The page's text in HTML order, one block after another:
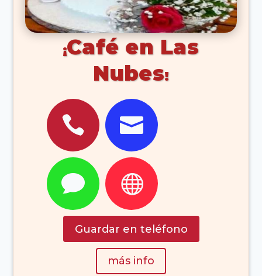
Café en Las
Nubes
 
 
Guardar en teléfono
más info